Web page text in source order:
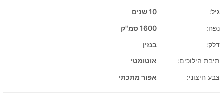
גיל:
10 שנים
נפח:
1600 סמ"ק
דלק:
בנזין
תיבת הילוכים:
אוטומטי
צבע חיצוני:
אפור מתכתי